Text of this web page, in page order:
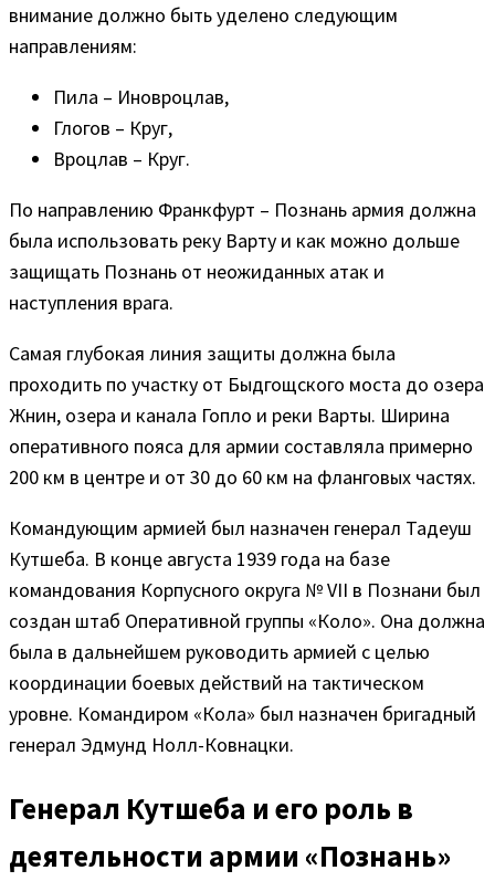
внимание должно быть уделено следующим
направлениям:
Пила – Иновроцлав,
Глогов – Круг,
Вроцлав – Круг.
По направлению Франкфурт – Познань армия должна
была использовать реку Варту и как можно дольше
защищать Познань от неожиданных атак и
наступления врага.
Самая глубокая линия защиты должна была
проходить по участку от Быдгощского моста до озера
Жнин, озера и канала Гопло и реки Варты. Ширина
оперативного пояса для армии составляла примерно
200 км в центре и от 30 до 60 км на фланговых частях.
Командующим армией был назначен генерал Тадеуш
Кутшеба. В конце августа 1939 года на базе
командования Корпусного округа № VII в Познани был
создан штаб Оперативной группы «Коло». Она должна
была в дальнейшем руководить армией с целью
координации боевых действий на тактическом
уровне. Командиром «Кола» был назначен бригадный
генерал Эдмунд Нолл-Ковнацки.
Генерал Кутшеба и его роль в
деятельности армии «Познань»